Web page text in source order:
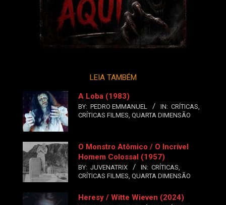
LEIA TAMBÉM
A Loba (1983)
BY: PEDRO EMMANUEL IN: CRÍTICAS,
CRÍTICAS FILMES, QUARTA DIMENSÃO
O Monstro Atômico / O Incrível
Homem Colossal (1957)
BY: JUVENATRIX IN: CRÍTICAS,
CRÍTICAS FILMES, QUARTA DIMENSÃO
Heresy / Witte Wieven (2024)